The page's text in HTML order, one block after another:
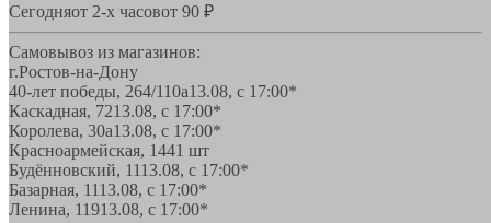
Сегодняот 2-х часовот 90 ₽
Самовывоз из магазинов:
г.Ростов-на-Дону
40-лет победы, 264/110а13.08, с 17:00*
Каскадная, 7213.08, с 17:00*
Королева, 30а13.08, с 17:00*
Красноармейская, 1441 шт
Будённовский, 1113.08, с 17:00*
Базарная, 1113.08, с 17:00*
Ленина, 11913.08, с 17:00*